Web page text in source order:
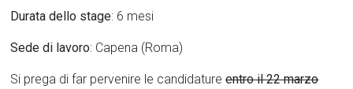
Durata dello stage: 6 mesi
Sede di lavoro: Capena (Roma)
Si prega di far pervenire le candidatureentro il 22 marzo